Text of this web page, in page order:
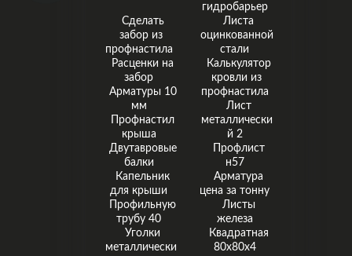
гидробарьер
Сделать
забор из
профнастила
Расценки на
забор
Арматуры 10
мм
Профнастил
крыша
Двутавровые
балки
Капельник
для крыши
Профильную
трубу 40
Уголки
металлически
Листа
оцинкованной
стали
Калькулятор
кровли из
профнастила
Лист
металлически
й 2
Профлист
н57
Арматура
цена за тонну
Листы
железа
Квадратная
80х80х4